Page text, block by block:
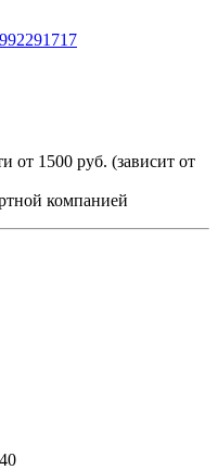
от 1500 руб. (зависит от
компанией